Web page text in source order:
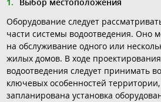
Оборудование следует
части системы водоотведения. Оно
на обслуживание одного или
жилых домов. В ходе
водоотведения следует принимать
ключевых особенностей
запланирована установка